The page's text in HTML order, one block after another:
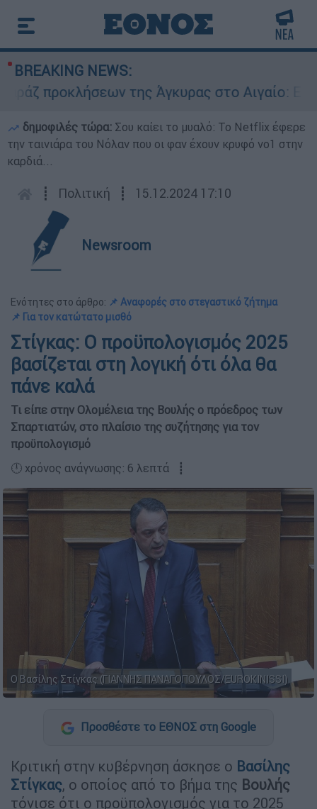
BREAKING NEWS:
της Άγκυρας στο Αιγαίο: Εικονική
δημοφιλές τώρα: Σου καίει το μυαλό: Το Netflix έφερε
την ταινιάρα του Νόλαν που οι φαν έχουν κρυφό νο1 στην
καρδιά...
┋ Πολιτική ┋ 15.12.2024 17:10
Newsroom
Ενότητες στο άρθρο: 📌 Αναφορές στο στεγαστικό ζήτημα
📌 Για τον κατώτατο μισθό
Στίγκας: Ο προϋπολογισμός 2025
βασίζεται στη λογική ότι όλα θα
πάνε καλά
Τι είπε στην Ολομέλεια της Βουλής ο πρόεδρος των
Σπαρτιατών, στο πλαίσιο της συζήτησης για τον
προϋπολογισμό
🕛 χρόνος ανάγνωσης: 6 λεπτά ┋
Ο Βασίλης Στίγκας (ΓΙΑΝΝΗΣ ΠΑΝΑΓΟΠΟΥΛΟΣ/EUROKINISSI)
Προσθέστε το ΕΘΝΟΣ στη Google
Κριτική στην κυβέρνηση άσκησε ο Βασίλης
Στίγκας, ο οποίος από το βήμα της Βουλής
τόνισε ότι ο προϋπολογισμός για το 2025